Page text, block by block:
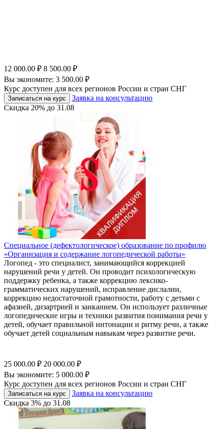
12 000.00 ₽ 8 500.00 ₽
Вы экономите: 3 500.00 ₽
Курс доступен для всех регионов России и стран СНГ
Записаться на курс
Заявка на консультацию
Скидка 20% до 31.08
Специальное (дефектологическое) образование по профилю
«Организация и содержание логопедической работы»
Логопед - это специалист, занимающийся коррекцией
нарушений речи у детей. Он проводит психологическую
поддержку ребенка, а также коррекцию лексико-
грамматических нарушений, исправление дислалии,
коррекцию недостаточной грамотности, работу с детьми с
афазией, дизартрией и заиканием. Он использует различные
логопедические игры и техники развития понимания речи у
детей, обучает правильной интонации и ритму речи, а также
обучает детей социальным навыкам через развитие речи.
25 000.00 ₽ 20 000.00 ₽
Вы экономите: 5 000.00 ₽
Курс доступен для всех регионов России и стран СНГ
Записаться на курс
Заявка на консультацию
Скидка 3% до 31.08